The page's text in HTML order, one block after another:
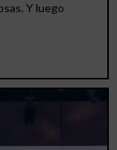
Y luego